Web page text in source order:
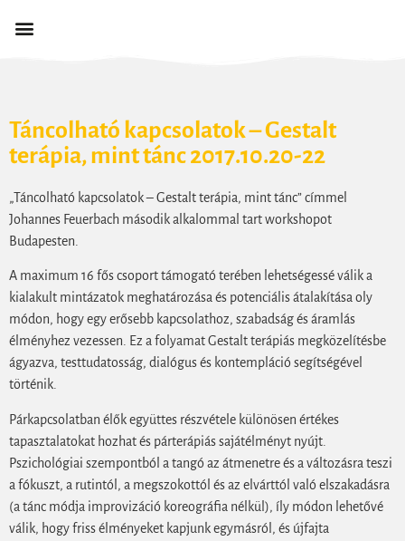
Táncolható kapcsolatok – Gestalt
terápia, mint tánc 2017.10.20-22
„Táncolható kapcsolatok – Gestalt terápia, mint tánc” címmel
Johannes Feuerbach második alkalommal tart workshopot
Budapesten.
A maximum 16 fős csoport támogató terében lehetségessé válik a
kialakult mintázatok meghatározása és potenciális átalakítása oly
módon, hogy egy erősebb kapcsolathoz, szabadság és áramlás
élményhez vezessen. Ez a folyamat Gestalt terápiás megközelítésbe
ágyazva, testtudatosság, dialógus és kontempláció segítségével
történik.
Párkapcsolatban élők együttes részvétele különösen értékes
tapasztalatokat hozhat és párterápiás sajátélményt nyújt.
Pszichológiai szempontból a tangó az átmenetre és a változásra teszi
a fókuszt, a rutintól, a megszokottól és az elvárttól való elszakadásra
(a tánc módja improvizáció koreográfia nélkül), íly módon lehetővé
válik, hogy friss élményeket kapjunk egymásról, és újfajta